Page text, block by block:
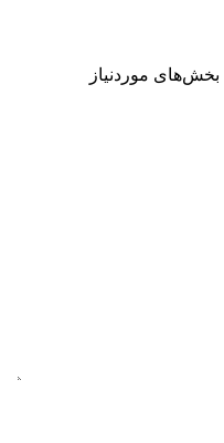
بخش‌های موردنیاز